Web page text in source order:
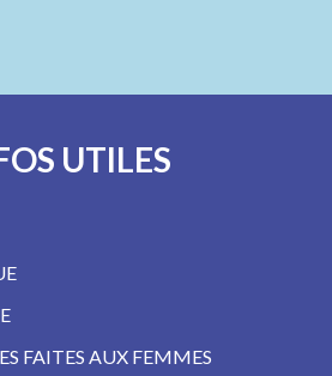
UTILES
FAITES AUX FEMMES